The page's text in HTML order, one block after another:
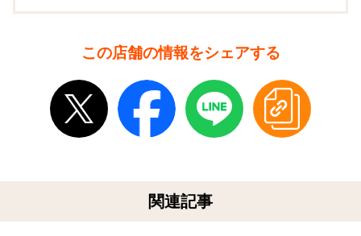
この店舗の情報をシェアする
関連記事